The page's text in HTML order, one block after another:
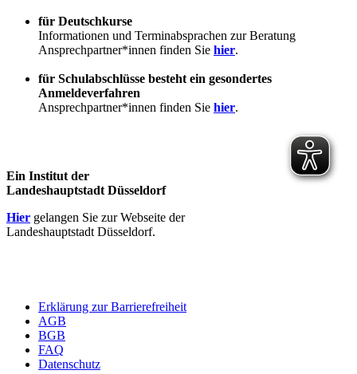
für Deutschkurse
Informationen und Terminabsprachen zur Beratung
Ansprechpartner*innen finden Sie hier.
für Schulabschlüsse besteht ein gesondertes
Anmeldeverfahren
Ansprechpartner*innen finden Sie hier.
Ein Institut der
Landeshauptstadt Düsseldorf
Hier gelangen Sie zur Webseite der
Landeshauptstadt Düsseldorf.
Erklärung zur Barrierefreiheit
AGB
BGB
FAQ
Datenschutz